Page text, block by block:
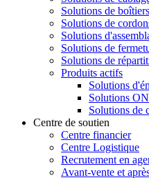
Solutions de
Solutions de
Solutions
Solutions de
Solutions de
Produits actifs
Solutions
Solutions
Solutions de
Centre de soutien
Centre financier
Centre Logistique
Recrutement en
Avant-vente et